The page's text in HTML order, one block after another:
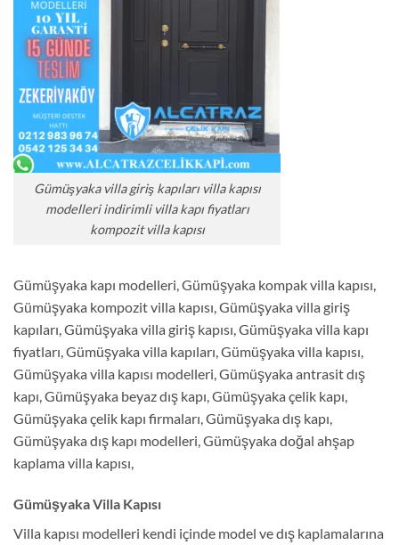
Gümüşyaka villa giriş kapıları villa kapısı
modelleri indirimli villa kapı fiyatları
kompozit villa kapısı
Gümüşyaka kapı modelleri, Gümüşyaka kompak villa kapısı,
Gümüşyaka kompozit villa kapısı, Gümüşyaka villa giriş
kapıları, Gümüşyaka villa giriş kapısı, Gümüşyaka villa kapı
fiyatları, Gümüşyaka villa kapıları, Gümüşyaka villa kapısı,
Gümüşyaka villa kapısı modelleri, Gümüşyaka antrasit dış
kapı, Gümüşyaka beyaz dış kapı, Gümüşyaka çelik kapı,
Gümüşyaka çelik kapı firmaları, Gümüşyaka dış kapı,
Gümüşyaka dış kapı modelleri, Gümüşyaka doğal ahşap
kaplama villa kapısı,
Gümüşyaka Villa Kapısı
Villa kapısı modelleri kendi içinde model ve dış kaplamalarına